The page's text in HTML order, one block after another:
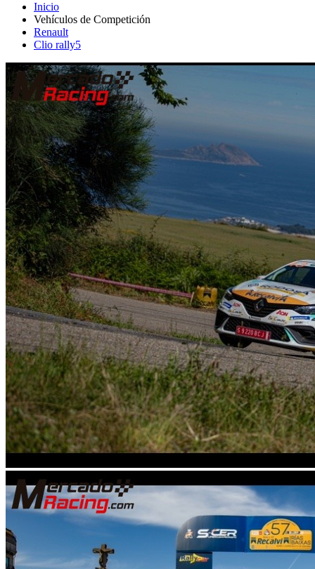
Inicio
Vehículos de Competición
Renault
Clio rally5